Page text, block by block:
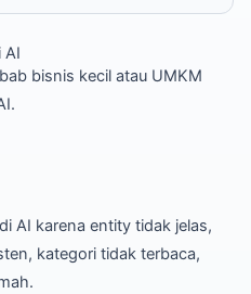
AI
bisnis kecil atau UMKM
AI karena entity tidak jelas,
kategori tidak terbaca,